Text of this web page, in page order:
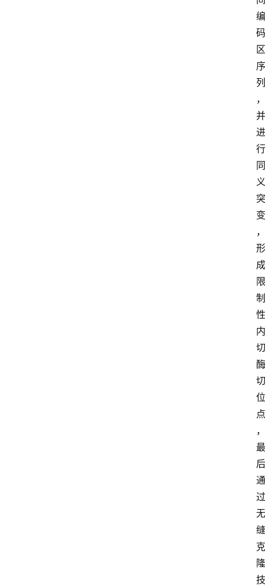
编
码
区
序
列
，
并
进
行
同
义
突
变
，
形
成
限
制
性
内
切
酶
切
位
点
，
最
后
通
过
无
缝
克
隆
技